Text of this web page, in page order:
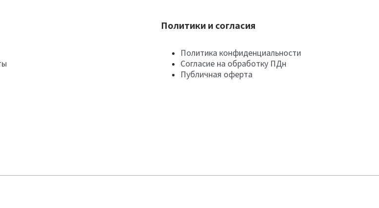
Политики и согласия
Политика конфиденциальности
Согласие на обработку ПДн
Публичная оферта